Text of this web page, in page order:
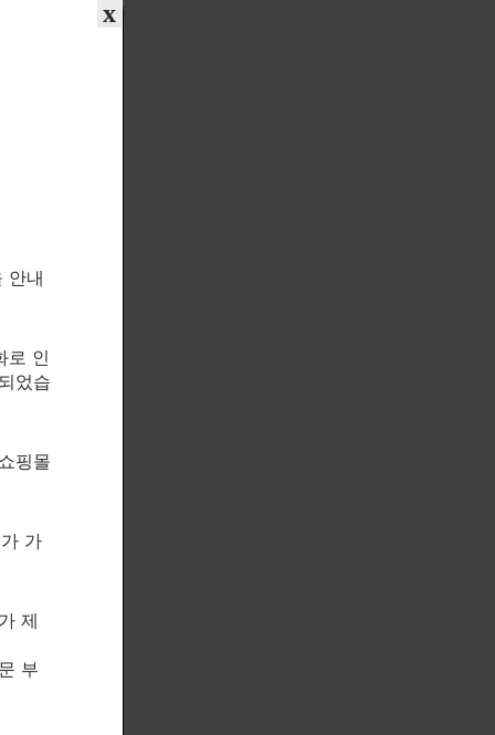
안내
로 인
었습
핑몰
가
제
부
x